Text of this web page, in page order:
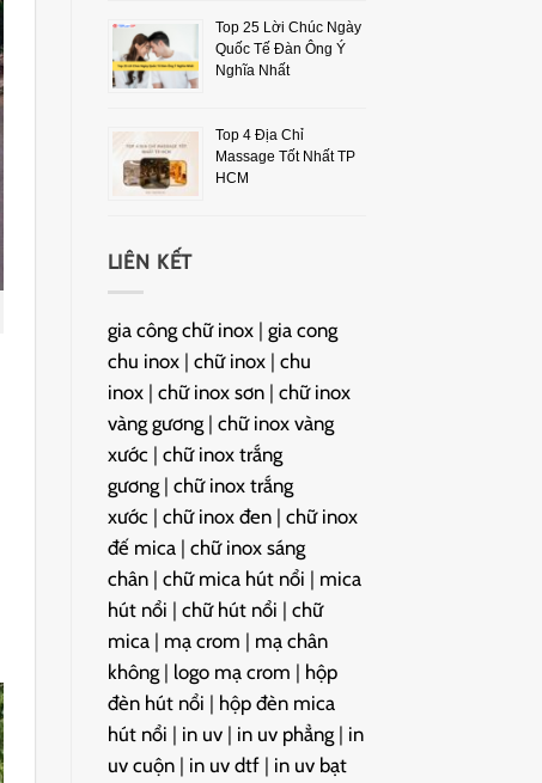
Top 25 Lời Chúc Ngày
Quốc Tế Đàn Ông Ý
Nghĩa Nhất
Top 4 Địa Chỉ
Massage Tốt Nhất TP
HCM
LIÊN KẾT
gia công chữ inox| gia cong
chu inox| chữ inox| chu
inox| chữ inox sơn| chữ inox
vàng gương| chữ inox vàng
xước | chữ inox trắng
gương| chữ inox trắng
xước | chữ inox đen| chữ inox
đế mica| chữ inox sáng
chân| chữ mica hút nổi | mica
hút nổi | chữ hút nổi | chữ
mica| mạ crom | mạ chân
không| logo mạ crom | hộp
đèn hút nổi | hộp đèn mica
hút nổi | in uv| in uv phẳng| in
uv cuộn| in uv dtf| in uv bạt